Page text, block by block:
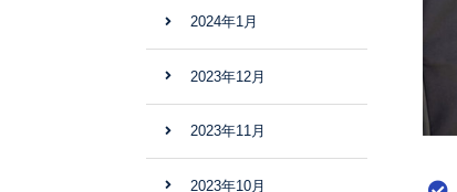
2024年1月
2023年12月
2023年11月
2023年10月